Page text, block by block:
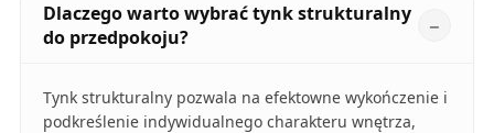
Dlaczego warto wybrać tynk strukturalny
do przedpokoju?
Tynk strukturalny pozwala na efektowne wykończenie i
podkreślenie indywidualnego charakteru wnętrza,